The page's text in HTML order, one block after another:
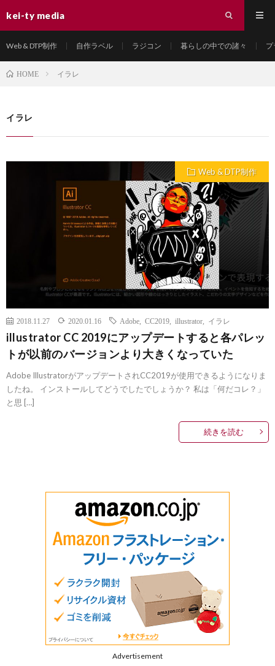
kei-ty media
Web & DTP制作 自作ラベル ラジコン 暮らしの中での諸々
HOME イラレ
イラレ
Web & DTP制作
2018.11.27 2020.01.16 Adobe CC2019 illustrator イラレ
illustrator CC 2019にアップデートすると各パレッ
トが以前のバージョンより大きくなっていた
Adobe IllustratorがアップデートされCC2019が使用できるようになりま
したね。 インストールしてどうでしたでしょうか？ 私は「何だコレ？」
と思 […]
続きを読む
Advertisement